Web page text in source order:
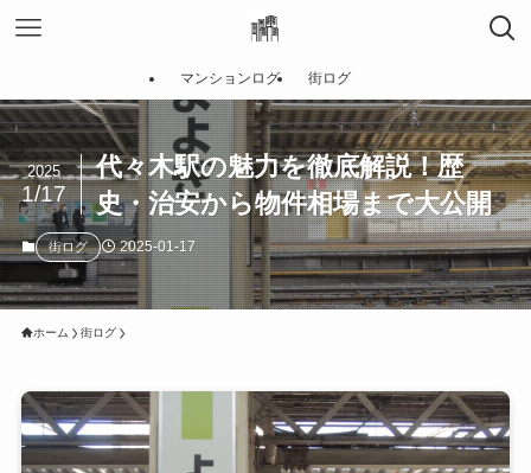
マンションログ 街ログ
代々木駅の魅力を徹底解説！歴
史・治安から物件相場まで大公開
2025
1/17
街ログ 2025-01-17
ホーム 街ログ